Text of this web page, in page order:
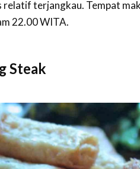
relatif terjangkau. Tempat
22.00 WITA.
Steak